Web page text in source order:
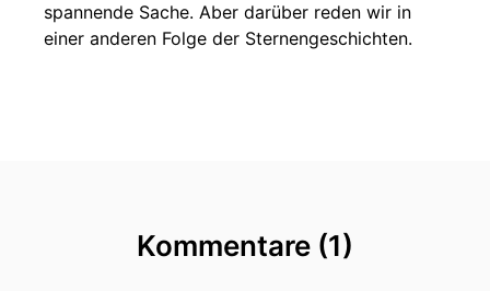
spannende Sache. Aber darüber reden wir in
einer anderen Folge der Sternengeschichten.
Kommentare (1)